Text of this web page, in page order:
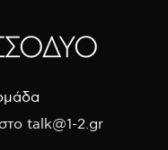
talk@1-2.gr